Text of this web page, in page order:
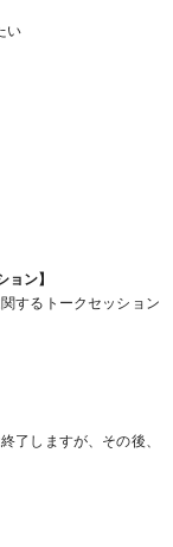
い
ン】
するトークセッション
了しますが、その後、